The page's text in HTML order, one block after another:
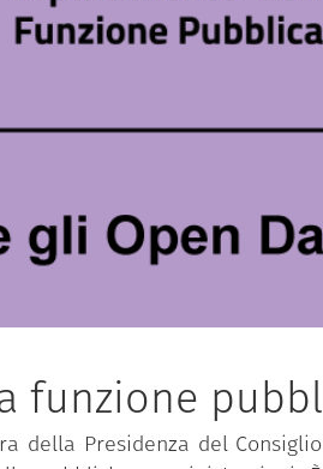
funzione
della Presidenza del